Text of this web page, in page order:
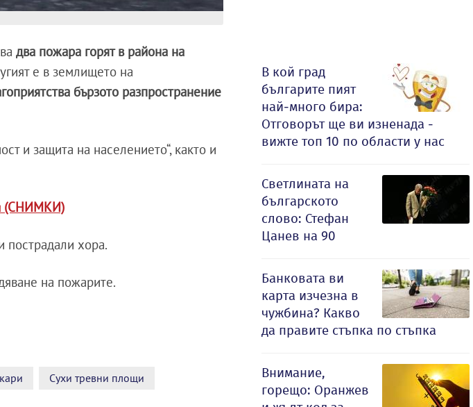
два пожара горят в района на
е в землището на
бързото разпространение
и защита на населението“, както и
(СНИМКИ)
хора.
на пожарите.
Сухи тревни площи
В кой град
българите пият
най-много бира:
Отговорът ще ви изненада -
вижте топ 10 по области у нас
Светлината на
българското
слово: Стефан
Цанев на 90
Банковата ви
карта изчезна в
чужбина? Какво
да правите стъпка по стъпка
Внимание,
горещо: Оранжев